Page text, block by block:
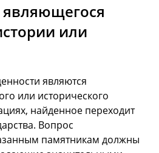
являющегося
или
являются
или исторического
найденное переходит
Вопрос
памятникам должны